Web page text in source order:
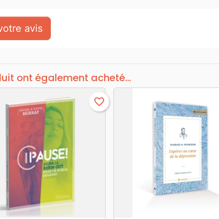
avis
ont également acheté...
favorite_border